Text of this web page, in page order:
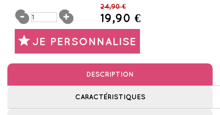
24,90 €
19,90 €
JE PERSONNALISE
DESCRIPTION
CARACTÉRISTIQUES